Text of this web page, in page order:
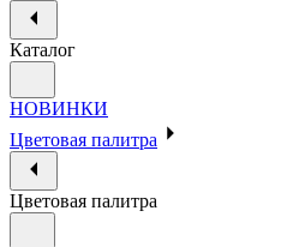
Каталог
НОВИНКИ
Цветовая палитра
Цветовая палитра